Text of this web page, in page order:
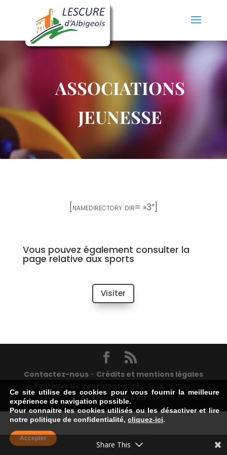
ASSOCIATIONS
JEUNESSE
[namedirectory dir= »3″]
Vous pouvez également consulter la
page relative aux sports
Visiter
Contactez-nous- Crédits et mentions légales
Agence CosiWeb
Ce site utilise des cookies pour vous fournir la meilleure
expérience de navigation possible.
Pour connaitre les cookies utilisés ou les désactiver et lire
notre politique de confidentialité, cliquez-ici.
Accepter
Share This